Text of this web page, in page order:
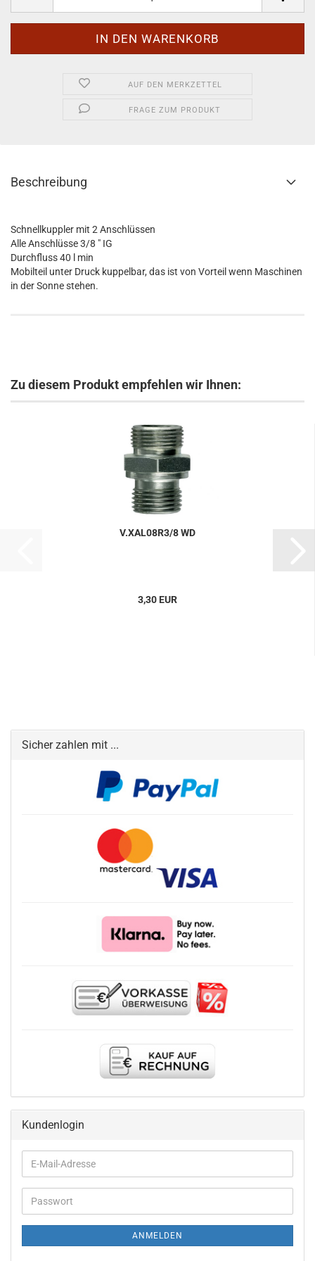
AUF DEN MERKZETTEL
FRAGE ZUM PRODUKT
Beschreibung
Schnellkuppler mit 2 Anschlüssen
Alle Anschlüsse 3/8 " IG
Durchfluss 40 l min
Mobilteil unter Druck kuppelbar, das ist von Vorteil wenn Maschinen
in der Sonne stehen.
Zu diesem Produkt empfehlen wir Ihnen:
V.XAL08R3/8 WD
3,30 EUR
Sicher zahlen mit ...
Kundenlogin
E-
Mail-
Adresse
Passwort
ANMELDEN